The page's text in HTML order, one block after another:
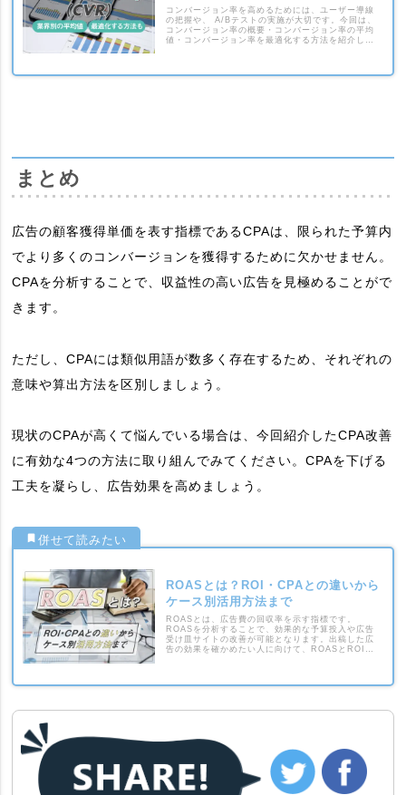
コンバージョン率を高めるためには、ユーザー導線
の把握や、 A/Bテストの実施が大切です。今回は、
コンバージョン率の概要・コンバージョン率の平均
値・コンバージョン率を最適化する方法を紹介しま
まとめ
広告の顧客獲得単価を表す指標であるCPAは、限られた予算内
でより多くのコンバージョンを獲得するために欠かせません。
CPAを分析することで、収益性の高い広告を見極めることがで
きます。
ただし、CPAには類似用語が数多く存在するため、それぞれの
意味や算出方法を区別しましょう。
現状のCPAが高くて悩んでいる場合は、今回紹介したCPA改善
に有効な4つの方法に取り組んでみてください。CPAを下げる
工夫を凝らし、広告効果を高めましょう。
ROASとは？ROI・CPAとの違いから
ケース別活用方法まで
ROASとは、広告費の回収率を示す指標です。
ROASを分析することで、効果的な予算投入や広告
受け皿サイトの改善が可能となります。出稿した広
告の効果を確かめたい人に向けて、ROASとROI・